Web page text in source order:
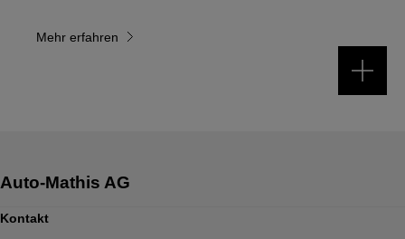
Mehr erfahren
Kontakt